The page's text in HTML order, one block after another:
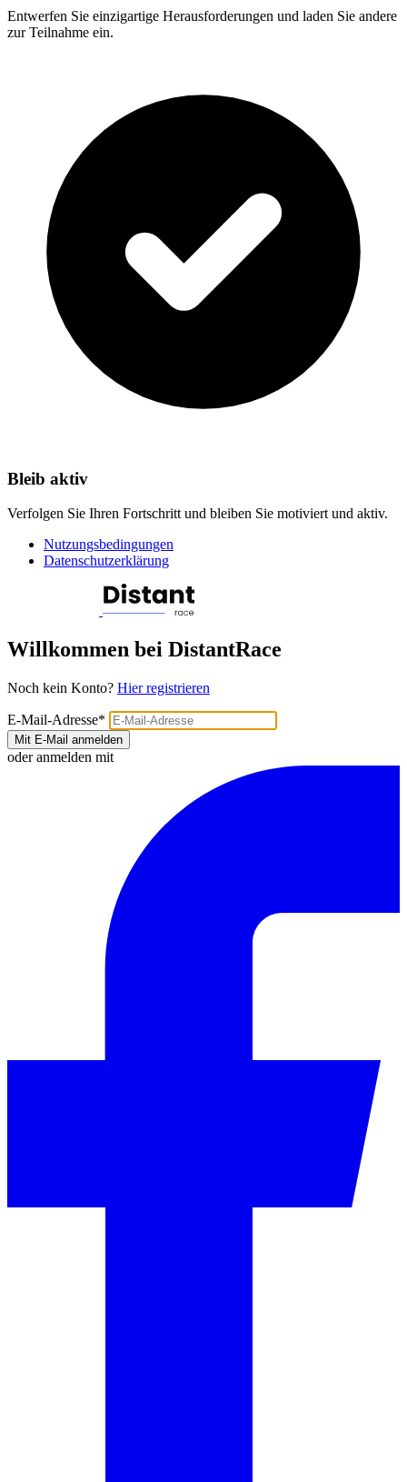
Entwerfen Sie einzigartige Herausforderungen und laden Sie andere
zur Teilnahme ein.
Bleib aktiv
Verfolgen Sie Ihren Fortschritt und bleiben Sie motiviert und aktiv.
Nutzungsbedingungen
Datenschutzerklärung
Willkommen bei DistantRace
Noch kein Konto? Hier registrieren
E-Mail-Adresse*
Mit E-Mail anmelden
oder anmelden mit